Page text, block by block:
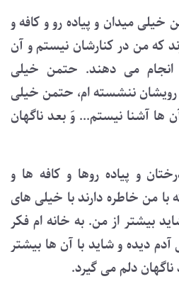
میدان و پیاده رو و کافه و
که من در کنارشان نیستم و آن
انجام می دهند. حتمن خیلی
ننشسته ام، حتمن خیلی
ها آشنا نیستم... وَ بعد ناگهان
و پیاده روها و کافه ها و
با من خاطره دارند با خیلی های
بیشتر از من. به خانه ام فکر
دیده و شاید با آن ها بیشتر
دلم می گیرد.